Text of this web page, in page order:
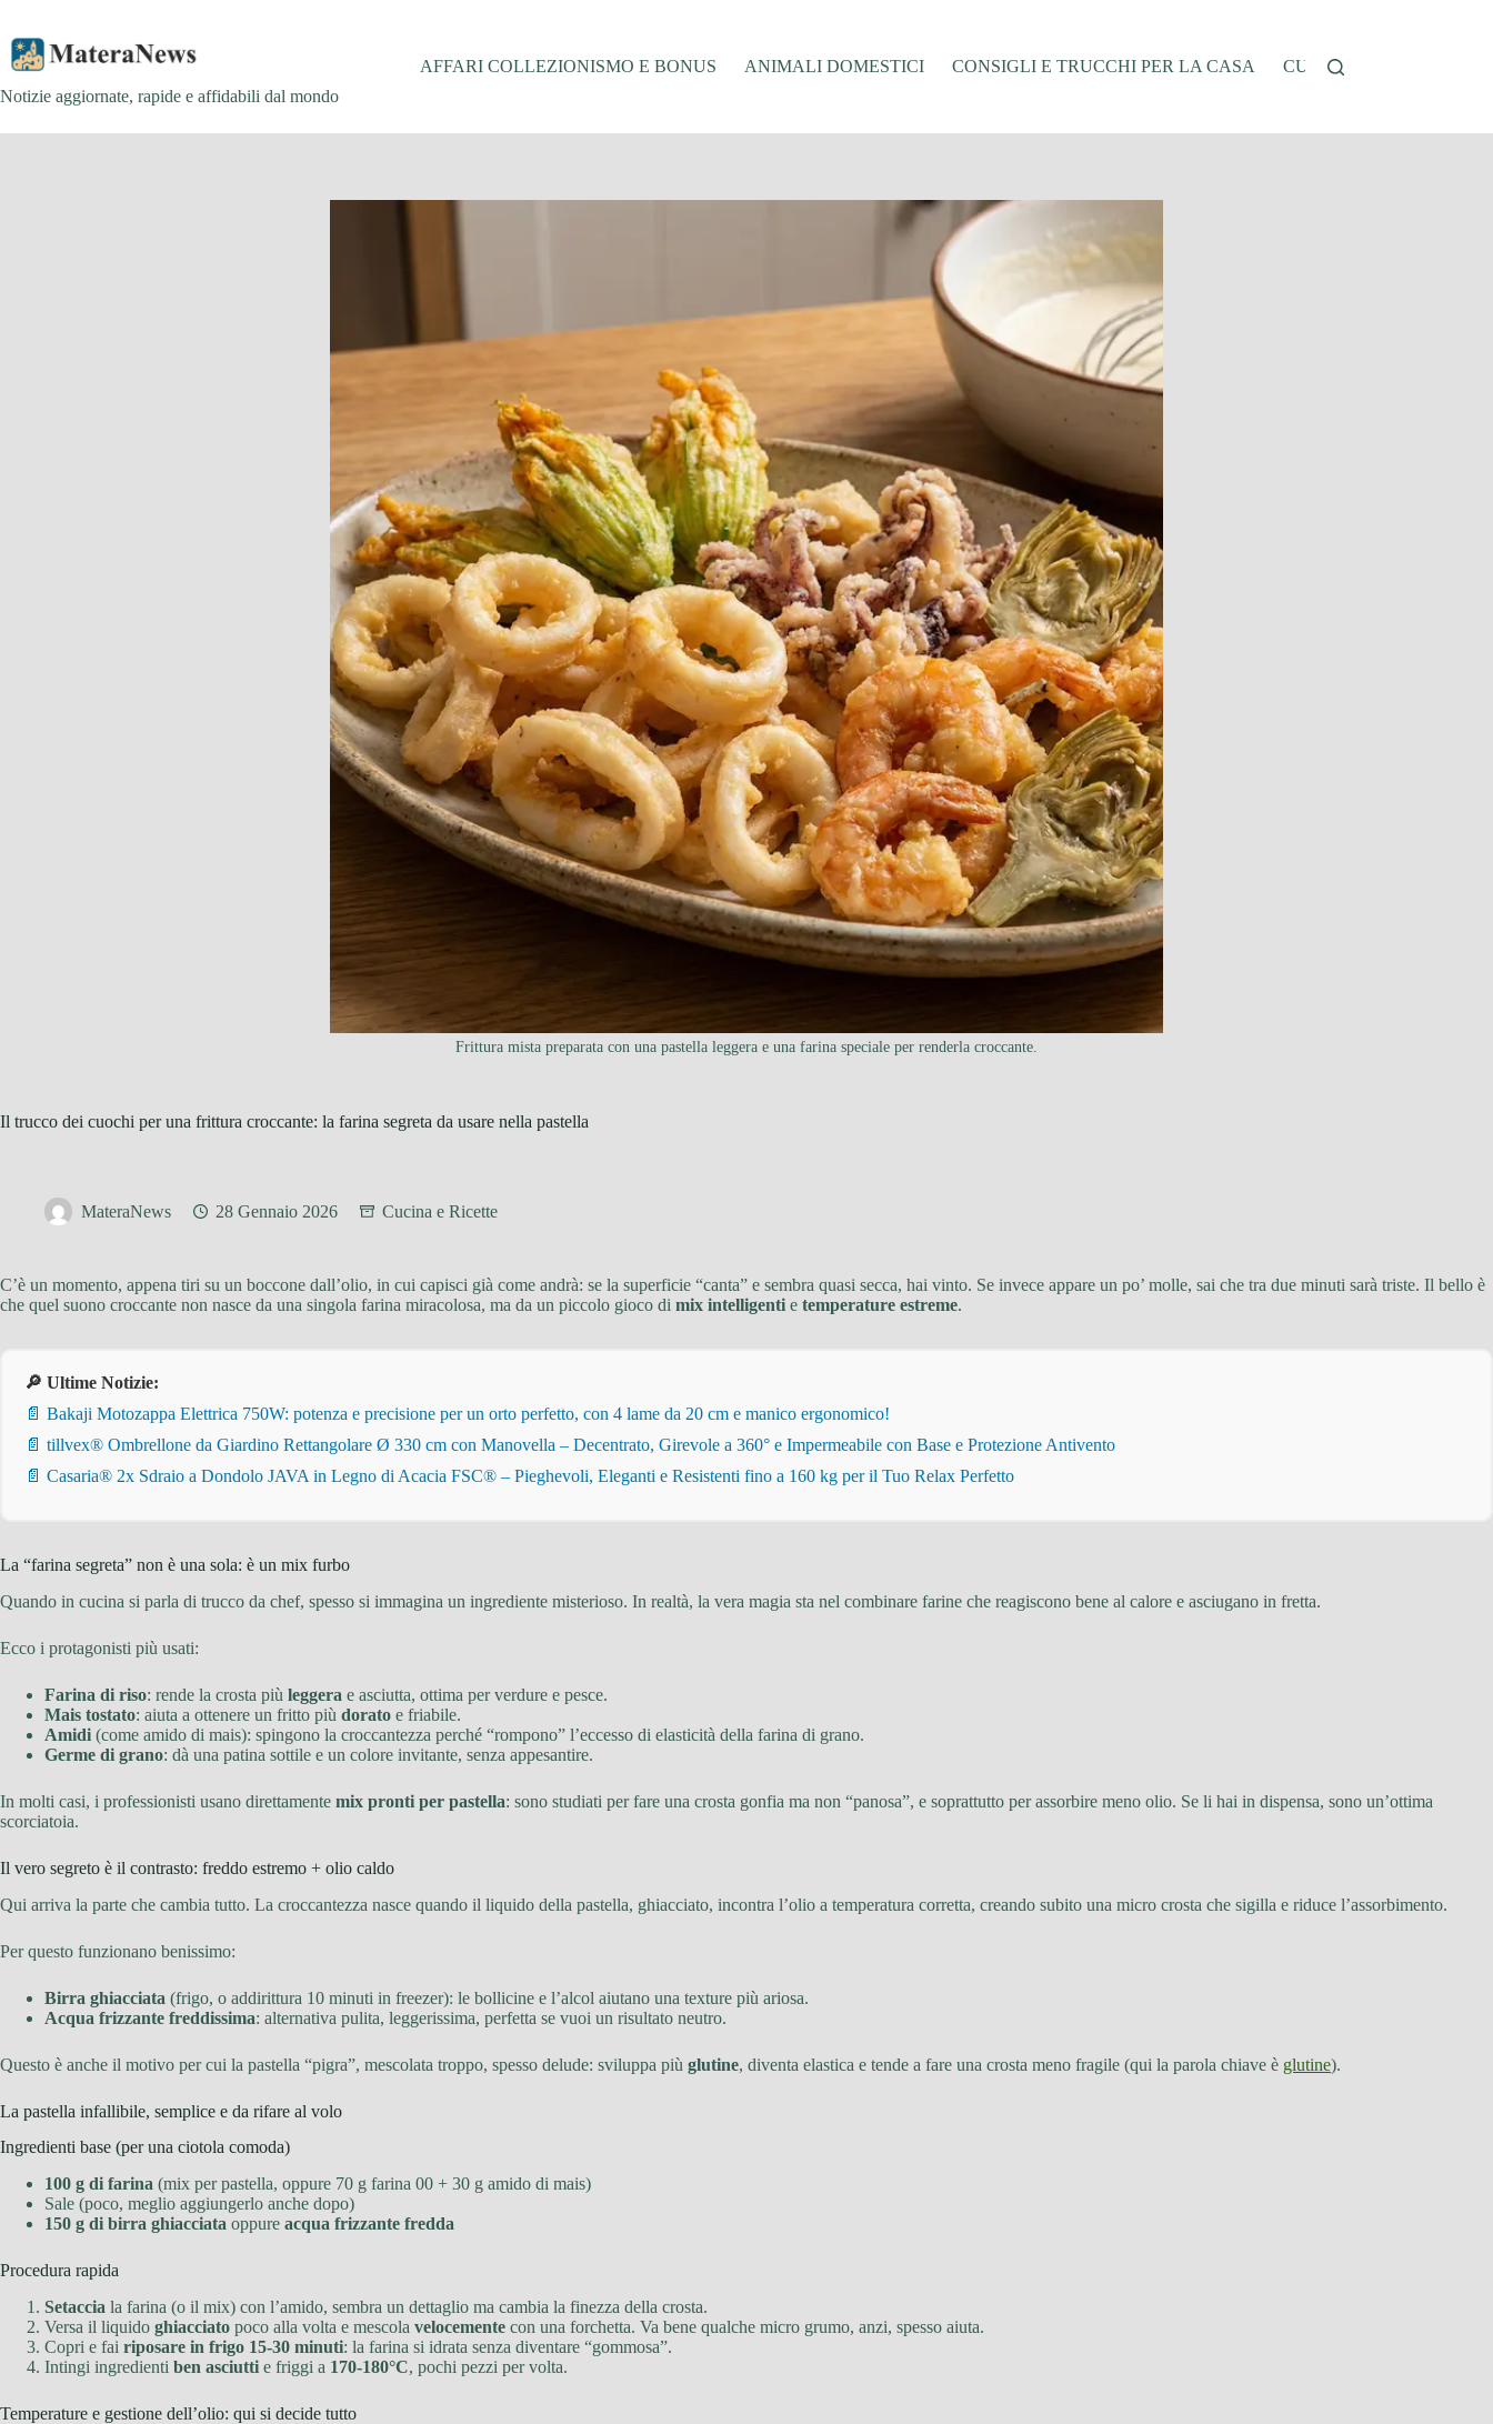
contenuto
Notizie aggiornate, rapide e affidabili dal mondo
AFFARI COLLEZIONISMO E BONUS ANIMALI DOMESTICI CONSIGLI E TRUCCHI PER LA CASA CUCINA E RICETTE
Frittura mista preparata con una pastella leggera e una farina speciale per renderla croccante.
Il trucco dei cuochi per una frittura croccante: la farina segreta da usare nella pastella
MateraNews 28 Gennaio 2026 Cucina e Ricette
C’è un momento, appena tiri su un boccone dall’olio, in cui capisci già come andrà: se la superficie “canta” e sembra quasi secca, hai vinto. Se invece appare un po’ molle, sai che tra due minuti sarà triste. Il bello è
che quel suono croccante non nasce da una singola farina miracolosa, ma da un piccolo gioco di mix intelligenti e temperature estreme.
🔎 Ultime Notizie:
📄 Bakaji Motozappa Elettrica 750W: potenza e precisione per un orto perfetto, con 4 lame da 20 cm e manico ergonomico!
📄 tillvex® Ombrellone da Giardino Rettangolare Ø 330 cm con Manovella – Decentrato, Girevole a 360° e Impermeabile con Base e Protezione Antivento
📄 Casaria® 2x Sdraio a Dondolo JAVA in Legno di Acacia FSC® – Pieghevoli, Eleganti e Resistenti fino a 160 kg per il Tuo Relax Perfetto
La “farina segreta” non è una sola: è un mix furbo
Quando in cucina si parla di trucco da chef, spesso si immagina un ingrediente misterioso. In realtà, la vera magia sta nel combinare farine che reagiscono bene al calore e asciugano in fretta.
Ecco i protagonisti più usati:
Farina di riso: rende la crosta più leggera e asciutta, ottima per verdure e pesce.
Mais tostato: aiuta a ottenere un fritto più dorato e friabile.
Amidi (come amido di mais): spingono la croccantezza perché “rompono” l’eccesso di elasticità della farina di grano.
Germe di grano: dà una patina sottile e un colore invitante, senza appesantire.
In molti casi, i professionisti usano direttamente mix pronti per pastella: sono studiati per fare una crosta gonfia ma non “panosa”, e soprattutto per assorbire meno olio. Se li hai in dispensa, sono un’ottima
scorciatoia.
Il vero segreto è il contrasto: freddo estremo + olio caldo
Qui arriva la parte che cambia tutto. La croccantezza nasce quando il liquido della pastella, ghiacciato, incontra l’olio a temperatura corretta, creando subito una micro crosta che sigilla e riduce l’assorbimento.
Per questo funzionano benissimo:
Birra ghiacciata (frigo, o addirittura 10 minuti in freezer): le bollicine e l’alcol aiutano una texture più ariosa.
Acqua frizzante freddissima: alternativa pulita, leggerissima, perfetta se vuoi un risultato neutro.
Questo è anche il motivo per cui la pastella “pigra”, mescolata troppo, spesso delude: sviluppa più glutine, diventa elastica e tende a fare una crosta meno fragile (qui la parola chiave è glutine).
La pastella infallibile, semplice e da rifare al volo
Ingredienti base (per una ciotola comoda)
100 g di farina (mix per pastella, oppure 70 g farina 00 + 30 g amido di mais)
Sale (poco, meglio aggiungerlo anche dopo)
150 g di birra ghiacciata oppure acqua frizzante fredda
Procedura rapida
Setaccia la farina (o il mix) con l’amido, sembra un dettaglio ma cambia la finezza della crosta.
Versa il liquido ghiacciato poco alla volta e mescola velocemente con una forchetta. Va bene qualche micro grumo, anzi, spesso aiuta.
Copri e fai riposare in frigo 15-30 minuti: la farina si idrata senza diventare “gommosa”.
Intingi ingredienti ben asciutti e friggi a 170-180°C, pochi pezzi per volta.
Temperature e gestione dell’olio: qui si decide tutto